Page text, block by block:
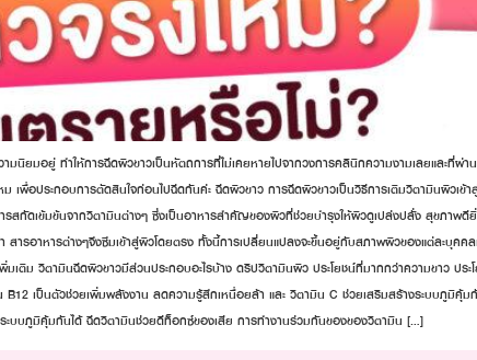
นิยมอยู่ ทำให้การฉีดผิวขาวเป็นหัตถการที่ไม่เคยหายไปจากวงการคลินิกความงามเลยและที่
เพื่อประกอบการตัดสินใจก่อนไปฉีดกันค่ะ ฉีดผิวขาว การฉีดผิวขาวเป็นวิธีการเติมวิตามินผิว
รสกัดเข้มข้นจากวิตามินต่างๆ ซึ่งเป็นอาหารสำคัญของผิวที่ช่วยบำรุงให้ผิวดูเปล่งปลั่ง สุขภา
สารอาหารต่างๆจึงซึมเข้าสู่ผิวโดยตรง ทั้งนี้การเปลี่ยนแปลงจะขึ้นอยู่กับสภาพผิวของแต่ละบุค
ติม วิตามินฉีดผิวขาวมีส่วนประกอบอะไรบ้าง ดริปวิตามินผิว ประโยชน์ที่มากกว่าความขาว ปร
เป็นตัวช่วยเพิ่มพลังงาน ลดความรู้สึกเหนื่อยล้า และ วิตามิน C ช่วยเสริมสร้างระบบภูมิ
ะบบภูมิคุ้มกันได้ ฉีดวิตามินช่วยดีท็อกซ์ของเสีย การทำงานร่วมกันของของวิตามิน […]